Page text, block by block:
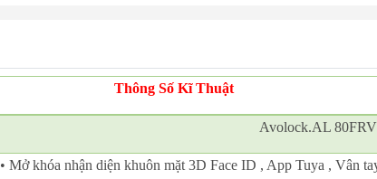
Thông Số Kĩ Thuật
Avolock.AL
• Mở khóa nhận diện khuôn mặt 3D Face ID , App Tuya , Vân